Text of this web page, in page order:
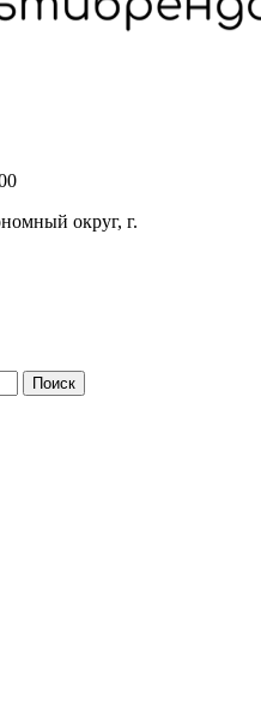
округ, г.